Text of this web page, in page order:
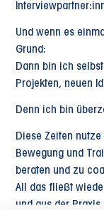
Und wenn es
Grund:
Dann bin ich
Projekten, neuen
Denn ich bin
Diese Zeiten
Bewegung und
beraten und zu
All das fließt
und aus der Praxis.